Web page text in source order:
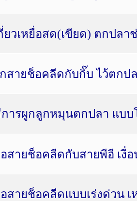
ยวเหยื่อสด(เขียด) ตกปล
สายช็อคลีดกับกิ๊บ ไว้ตกป
การผูกลูกหมุนตกปลา แบ
สายช็อคลีดกับสายพีอี เงื่อ
สายช็อคลีดแบบเร่งด่วน